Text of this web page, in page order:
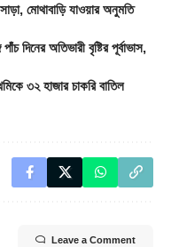
মোথাবাড়ি যাওয়ার অনুমতি
অতিভারী বৃষ্টির পূর্বাভাস,
৩২ হাজার চাকরি বাতিল
Leave a Comment